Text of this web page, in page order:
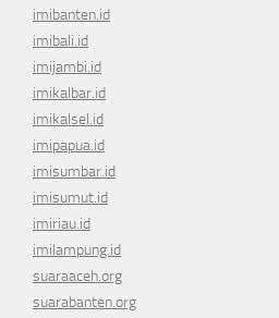
imibanten.id
imibali.id
imijambi.id
imikalbar.id
imikalsel.id
imipapua.id
imisumbar.id
imisumut.id
imiriau.id
imilampung.id
suaraaceh.org
suarabanten.org